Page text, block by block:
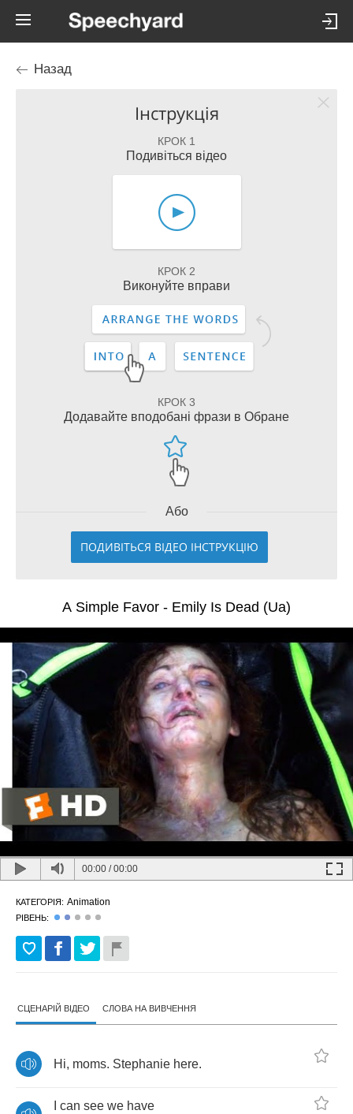
Назад
Інструкція
КРОК 1
Подивіться відео
КРОК 2
Виконуйте вправи
КРОК 3
Додавайте вподобані фрази в Обране
Або
ПОДИВІТЬСЯ ВІДЕО ІНСТРУКЦІЮ
A Simple Favor - Emily Is Dead (Ua)
00:00 /00:00
КАТЕГОРІЯ: Animation
РІВЕНЬ:
СЦЕНАРІЙ ВІДЕО СЛОВА НА ВИВЧЕННЯ
Hi, moms. Stephanie here.
can see we have